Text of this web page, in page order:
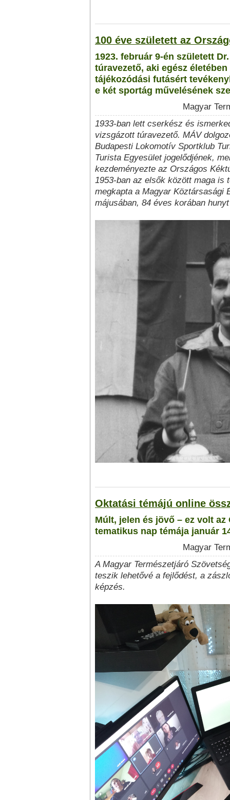
100 éve született az
1923. február 9-én született
túravezető, aki egész
tájékozódási futásért
e két sportág művelésének
Magyar
1933-ban lett cserkész és
vizsgázott túravezető. MÁV
Budapesti Lokomotív Sportklub
Turista Egyesület jogelődjének,
kezdeményezte az Országos
1953-ban az elsők között maga is
megkapta a Magyar Köztársasági
májusában, 84 éves korában
Oktatási témájú online
Múlt, jelen és jövő – ez volt
tematikus nap témája január
Magyar
A Magyar Természetjáró
teszik lehetővé a fejlődést, a
képzés.